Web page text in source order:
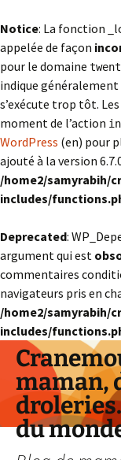
Notice: La fonction
appelée de façon
pour le domaine
indique généralement
s’exécute trop tôt.
moment de l’action
WordPress (en) pour
ajouté à la version
/home2/samyrabih/
includes/
Deprecated:
argument qui est
commentaires
navigateurs pris en
/home2/samyrabih/
includes/
maman,
du